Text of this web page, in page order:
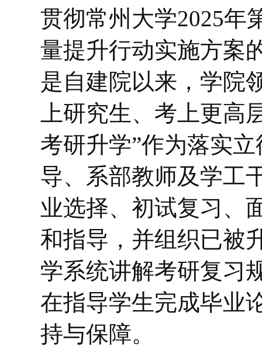
贯彻常州大学2025年
量提升行动实施方案
是自建院以来，学院
上研究生、考上更
考研升学”作为落实
导、系部教师及学工
业选择、初试复习、
和指导，并组织已被
学系统讲解考研复习
在指导学生完成毕业
持与保障。